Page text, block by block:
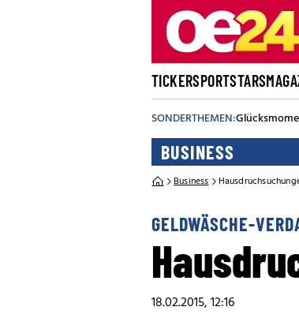
TICKERSPORTSTARS
SONDERTHEMEN:
BUSINESS
Business
GELDWÄSCHE-
18.02.2015, 12:16